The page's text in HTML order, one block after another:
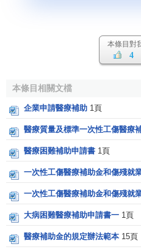
1969年的《醫療照顧與疾病
應致力於維護、恢復或改善受
人需要的能力。醫療照顧至少
(1)內科醫生的護理，包括家
(2)在醫院內對住院或非住院
能給予的院外護理；
(3)依照醫生或其他合格醫務
品；
(4)必要時住院治療；
(5)依照規定的牙科護理；
(6)醫療康復，包括依照規定
本條目對
4
本條目相關文檔
企業申請醫療補助 1頁
醫療質量及標準一次性工傷醫療
醫療困難補助申請書 1頁
一次性工傷醫療補助金和傷殘就
一次性工傷醫療補助金和傷殘就
大病困難醫療補助申請書一 1頁
醫療補助金的規定辦法範本 15頁